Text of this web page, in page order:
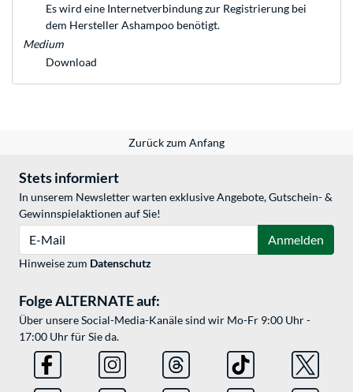
Es wird eine Internetverbindung zur Registrierung bei
dem Hersteller Ashampoo benötigt.
Medium
Download
Zurück zum Anfang
Stets informiert
In unserem Newsletter warten exklusive Angebote, Gutschein- &
Gewinnspielaktionen auf Sie!
Anmelden
Hinweise zum Datenschutz
Folge ALTERNATE auf:
Über unsere Social-Media-Kanäle sind wir Mo-Fr 9:00 Uhr -
17:00 Uhr für Sie da.